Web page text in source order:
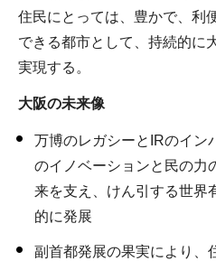
住民にとっては、豊かで、利
できる都市として、持続的に
実現する。
大阪の未来像
万博のレガシーとIRのイン
のイノベーションと民の力
来を支え、けん引する世界
的に発展
副首都発展の果実により、